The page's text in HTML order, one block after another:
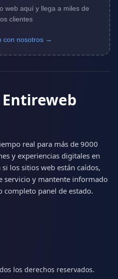
web aquí y llega a miles de
clientes
con nosotros →
real para más de 9000
y experiencias digitales en
los sitios web están caídos,
servicio y mantente informado
completo panel de estado.
los derechos reservados.